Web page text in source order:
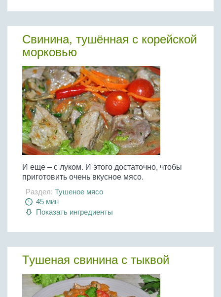
Свинина, тушённая с корейской
морковью
И еще – с луком. И этого достаточно, чтобы
приготовить очень вкусное мясо.
Раздел: Тушеное мясо
45 мин
Показать ингредиенты
Тушеная свинина с тыквой